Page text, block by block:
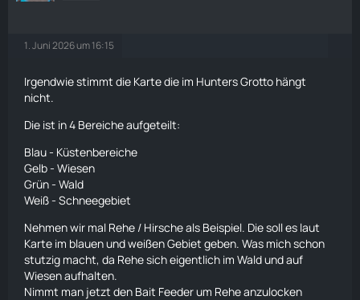
1. Juni 2026 um 16:15
Irgendwie stimmt die Kartedie im Hunters Grotto hängt
nicht.
Die ist in 4 Bereiche aufgeteilt:
Blau - Küstenbereiche
Gelb - Wiesen
Grün - Wald
Weiß - Schneegebiet
Nehmen wir mal Rehe / Hirsche als Beispiel. Die soll es laut
Karte im blauen und weißen Gebiet geben. Was mich schon
stutzig macht, da Rehe sich eigentlich im Wald und auf
Wiesen aufhalten.
Nimmt man jetzt den Bait Feeder um Rehe anzulocken